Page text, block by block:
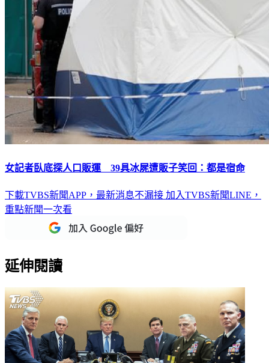
女記者臥底探人口販運 39具冰屍遭販子笑回：都是宿命
下載TVBS新聞APP，最新消息不漏接 加入TVBS新聞LINE，
重點新聞一次看
延伸閱讀